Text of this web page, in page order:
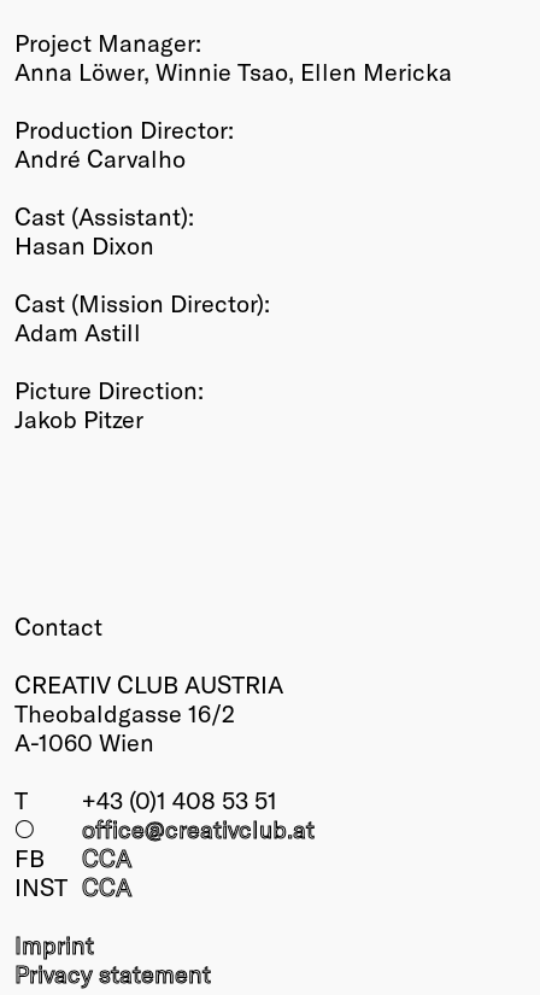
Project Manager:
Anna Löwer, Winnie Tsao, Ellen Mericka
Production Director:
André Carvalho
Cast (Assistant):
Hasan Dixon
Cast (Mission Director):
Adam Astill
Picture Direction:
Jakob Pitzer
Contact
CREATIV CLUB AUSTRIA
Theobaldgasse 16/2
A-1060 Wien
T
+43 (0)1 408 53 51
○
office@creativclub.at
FB
CCA
INST CCA
Imprint
Privacy statement